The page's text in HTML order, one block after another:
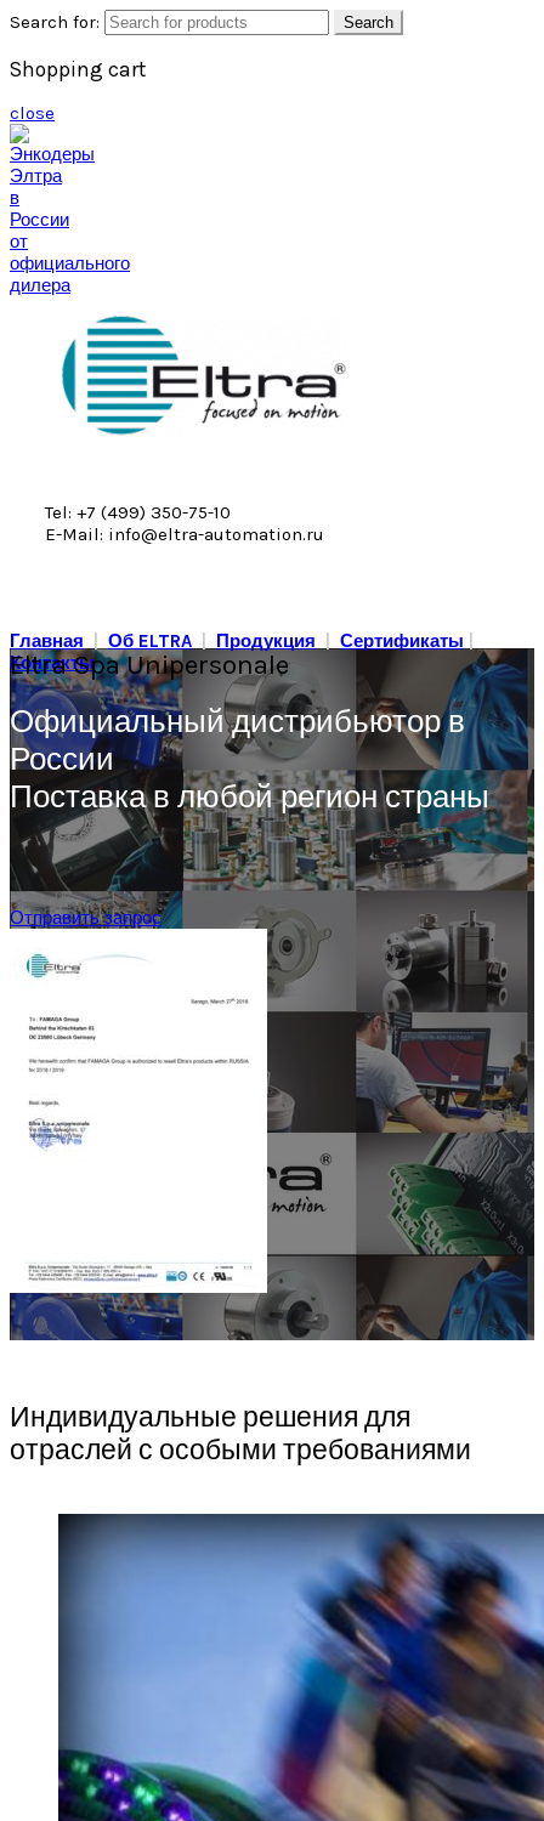
Search for: Search
Shopping cart
close
Tel: +7 (499) 350-75-10
E-Mail: info@eltra-automation.ru
Главная Об ELTRA Продукция Сертификаты
Контакты
Eltra Spa Unipersonale
Официальный дистрибьютор в
России
Поставка в любой регион страны
Отправить запрос
Индивидуальные решения для
отраслей с особыми требованиями